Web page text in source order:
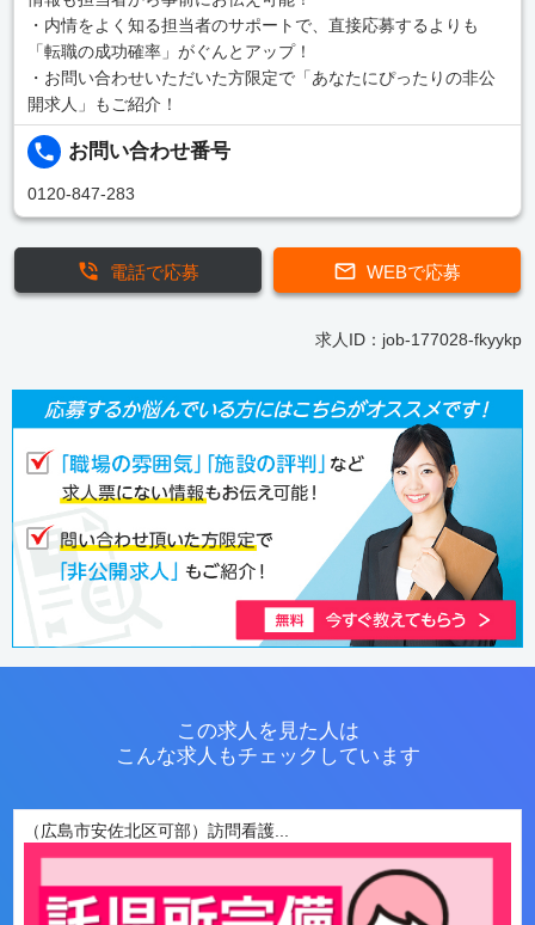
・内情をよく知る担当者のサポートで、直接応募するよりも
「転職の成功確率」がぐんとアップ！
・お問い合わせいただいた方限定で「あなたにぴったりの非公
開求人」もご紹介！
お問い合わせ番号
0120-847-283
WEBで応募
電話で応募
求人ID：job-177028-fkyykp
この求人を見た人は
こんな求人もチェックしています
（広島市安佐北区可部）訪問看護...